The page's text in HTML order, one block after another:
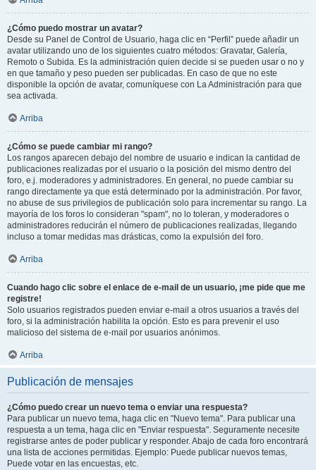
¿Cómo puedo mostrar un avatar?
Desde su Panel de Control de Usuario, haga clic en “Perfil” puede añadir un
avatar utilizando uno de los siguientes cuatro métodos: Gravatar, Galería,
Remoto o Subida. Es la administración quien decide si se pueden usar o no y
en que tamaño y peso pueden ser publicadas. En caso de que no este
disponible la opción de avatar, comuníquese con La Administración para que
sea activada.
Arriba
¿Cómo se puede cambiar mi rango?
Los rangos aparecen debajo del nombre de usuario e indican la cantidad de
publicaciones realizadas por el usuario o la posición del mismo dentro del
foro, e.j. moderadores y administradores. En general, no puede cambiar su
rango directamente ya que está determinado por la administración. Por favor,
no abuse de sus privilegios de publicación solo para incrementar su rango. La
mayoría de los foros lo consideran "spam", no lo toleran, y moderadores o
administradores reducirán el número de publicaciones realizadas, llegando
incluso a tomar medidas mas drásticas, como la expulsión del foro.
Arriba
Cuando hago clic sobre el enlace de e-mail de un usuario, ¡me pide que me
registre!
Solo usuarios registrados pueden enviar e-mail a otros usuarios a través del
foro, si la administración habilita la opción. Esto es para prevenir el uso
malicioso del sistema de e-mail por usuarios anónimos.
Arriba
Publicación de mensajes
¿Cómo puedo crear un nuevo tema o enviar una respuesta?
Para publicar un nuevo tema, haga clic en "Nuevo tema". Para publicar una
respuesta a un tema, haga clic en "Enviar respuesta". Seguramente necesite
registrarse antes de poder publicar y responder. Abajo de cada foro encontrará
una lista de acciones permitidas. Ejemplo: Puede publicar nuevos temas,
Puede votar en las encuestas, etc.